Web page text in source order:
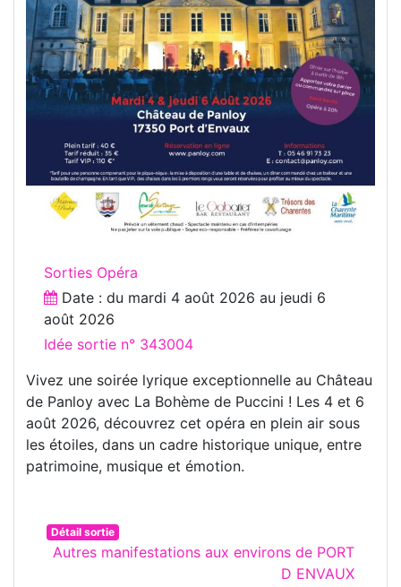
Sorties Opéra
Date : du mardi 4 août 2026 au jeudi 6
août 2026
Idée sortie n° 343004
Vivez une soirée lyrique exceptionnelle au Château
de Panloy avec La Bohème de Puccini ! Les 4 et 6
août 2026, découvrez cet opéra en plein air sous
les étoiles, dans un cadre historique unique, entre
patrimoine, musique et émotion.
Détail sortie
Autres manifestations aux environs de PORT
D ENVAUX